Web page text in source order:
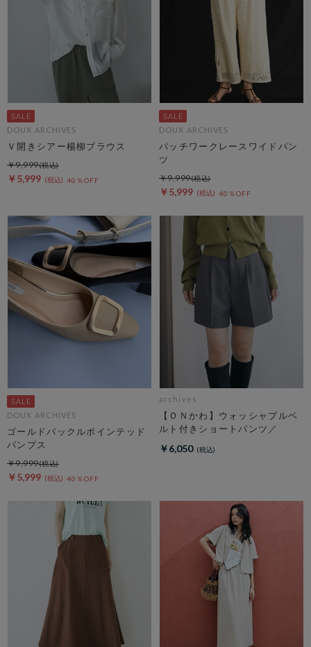
DOUX ARCHIVES
Ｖ開きシアー楊柳ブラウス
￥5,999 40％OFF
￥9,999
DOUX ARCHIVES
パッチワークレースワイドパン
ツ
￥5,999 40％OFF
￥9,999
DOUX ARCHIVES
ゴールドバックルポインテッド
パンプス
￥5,999 40％OFF
￥9,999
archives
【ＯＮかわ】ウォッシャブルベ
ルト付きショートパンツ／
￥6,050